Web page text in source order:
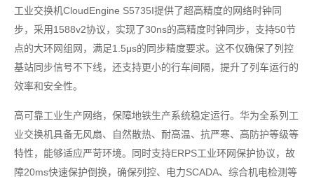
工业交换机CloudEngine S5735I提供了超高精度的网络时钟同
步，采用1588v2协议，实现了30ns的高精度时钟同步，支持50节
点的大环网组网，满足1.5μs的同步精度要求。这不仅确保了列控
基站同步信号不下线，还支持更小的行车间隔，提升了列车运行的
效率和安全性。
高可靠工业生产网络，保障地铁生产系统稳定运行。华为全系列工
业交换机具备无风扇、自然散热、耐高温、抗严寒、高防护等级等
特性，能够适应严苛环境。同时支持ERPS工业环网保护协议，故
障20ms快速保护倒换，确保列控、电力SCADA、综合机电检测等